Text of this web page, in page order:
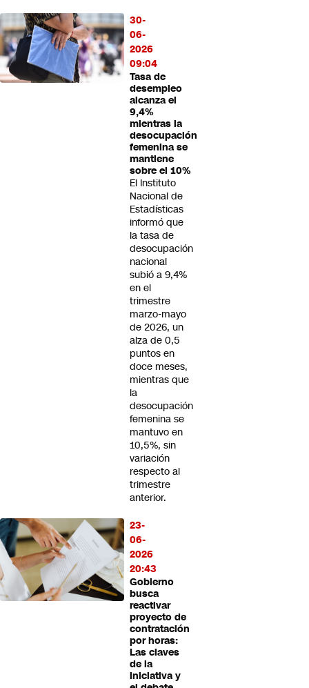
30-
06-
2026
09:04
Tasa de
desempleo
alcanza el
9,4%
mientras la
desocupación
femenina se
mantiene
sobre el 10%
El Instituto
Nacional de
Estadísticas
informó que
la tasa de
desocupación
nacional
subió a 9,4%
en el
trimestre
marzo-mayo
de 2026, un
alza de 0,5
puntos en
doce meses,
mientras que
la
desocupación
femenina se
mantuvo en
10,5%, sin
variación
respecto al
trimestre
anterior.
23-
06-
2026
20:43
Gobierno
busca
reactivar
proyecto de
contratación
por horas:
Las claves
de la
iniciativa y